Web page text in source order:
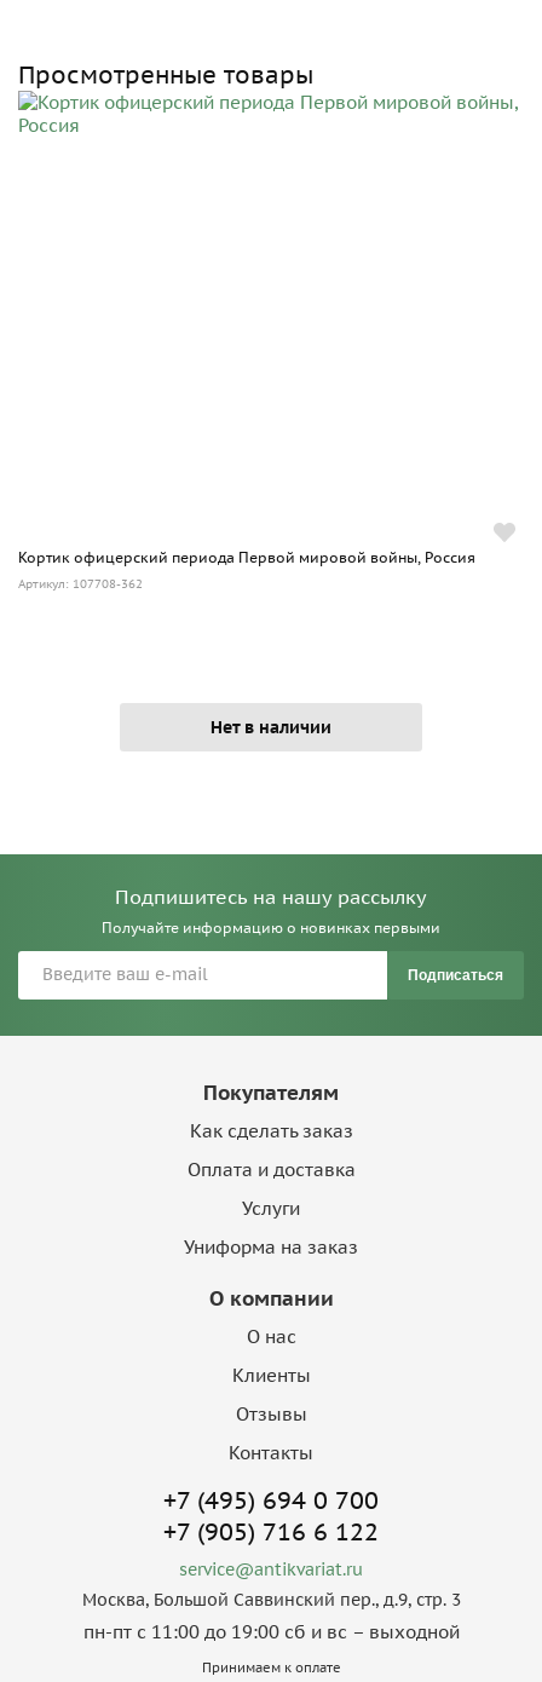
Просмотренные товары
Кортик офицерский периода Первой мировой войны, Россия
Артикул: 107708-362
Нет в наличии
Подпишитесь на нашу рассылку
Получайте информацию о новинках первыми
Подписаться
Покупателям
Как сделать заказ
Оплата и доставка
Услуги
Униформа на заказ
О компании
О нас
Клиенты
Отзывы
Контакты
+7 (495) 694 0 700
+7 (905) 716 6 122
service@antikvariat.ru
Москва, Большой Саввинский пер., д.9, стр. 3
пн-пт с 11:00 до 19:00 сб и вс – выходной
Принимаем к оплате